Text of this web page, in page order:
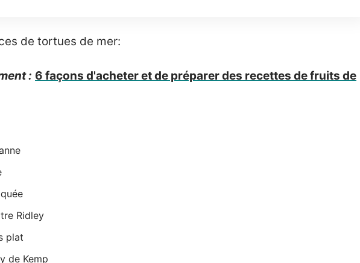
de tortues de mer:
: 6 façons d'acheter et de préparer des recettes de fruits de
Ridley
plat
de Kemp